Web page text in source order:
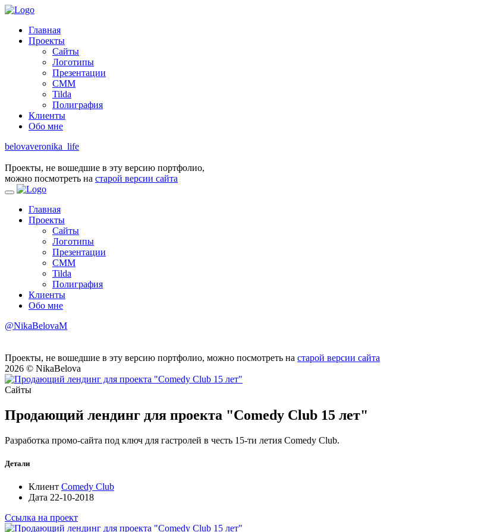
Главная
Проекты
Сайты
Логотипы
Презентации
СММ
Tilda
Полиграфия
Клиенты
Обо мне
belovaveronika_life
Проекты, не вошедшие в эту версию портфолио,
можно посмотреть на старой версии сайта
Главная
Проекты
Сайты
Логотипы
Презентации
СММ
Tilda
Полиграфия
Клиенты
Обо мне
@NikaBelovaM
Проекты, не вошедшие в эту версию портфолио, можно посмотреть на старой версии сайта
2026 © NikaBelova
Сайты
Продающий лендинг для проекта "Comedy Club 15 лет"
Разработка промо-сайта под ключ для гастролей в честь 15-ти летия Comedy Club.
Детали
Клиент Comedy Club
Дата 22-10-2018
Ссылка на проект